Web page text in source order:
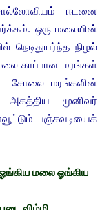
ஈடனை
ஒரு மலையின்
நெடிதுயர்ந்த நிழல்
காப்பான மரங்கள்
சோலை மரங்களின்
முனிவர்
பஞ்சவடியைக்
மலை ஓங்கிய